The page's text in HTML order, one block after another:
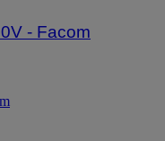
- Facom